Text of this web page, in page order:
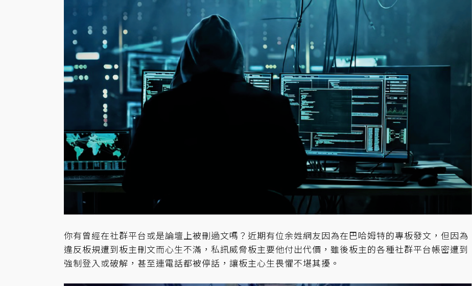
你有曾經在社群平台或是論壇上被刪過文嗎？近期有位余姓網友因為在巴哈姆特的專板發文，但因為
違反板規遭到板主刪文而心生不滿，私訊威脅板主要他付出代價，雖後板主的各種社群平台帳密遭到
強制登入或破解，甚至連電話都被停話，讓板主心生畏懼不堪其擾。